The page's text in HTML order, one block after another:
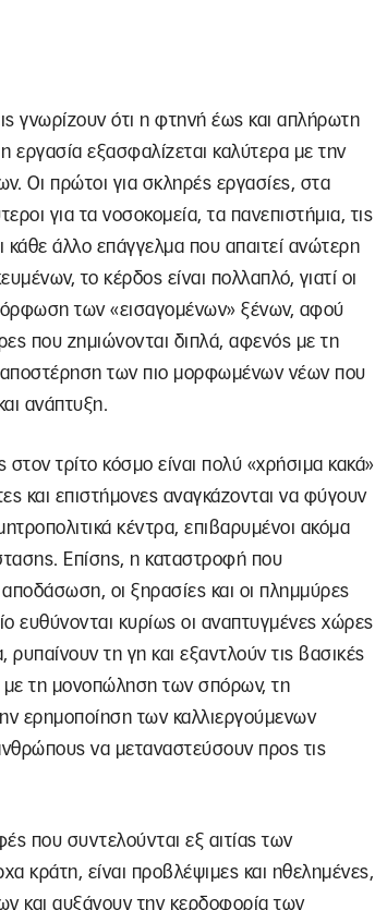
γνωρίζουν ότι η φτηνή έως και απλήρωτη
εργασία εξασφαλίζεται καλύτερα με την
Οι πρώτοι για σκληρές εργασίες, στα
για τα νοσοκομεία, τα πανεπιστήμια, τις
κάθε άλλο επάγγελμα που απαιτεί ανώτερη
το κέρδος είναι πολλαπλό, γιατί οι
των «εισαγομένων» ξένων, αφού
που ζημιώνονται διπλά, αφενός με τη
αποστέρηση των πιο μορφωμένων νέων που
ανάπτυξη.
στον τρίτο κόσμο είναι πολύ «χρήσιμα κακά»
και επιστήμονες αναγκάζονται να φύγουν
κέντρα, επιβαρυμένοι ακόμα
Επίσης, η καταστροφή που
οι ξηρασίες και οι πλημμύρες
ευθύνονται κυρίως οι αναπτυγμένες χώρες
τη γη και εξαντλούν τις βασικές
με τη μονοπώληση των σπόρων, τη
ερημοποίηση των καλλιεργούμενων
να μεταναστεύσουν προς τις
που συντελούνται εξ αιτίας των
κράτη, είναι προβλέψιμες και ηθελημένες,
και αυξάνουν την κερδοφορία των